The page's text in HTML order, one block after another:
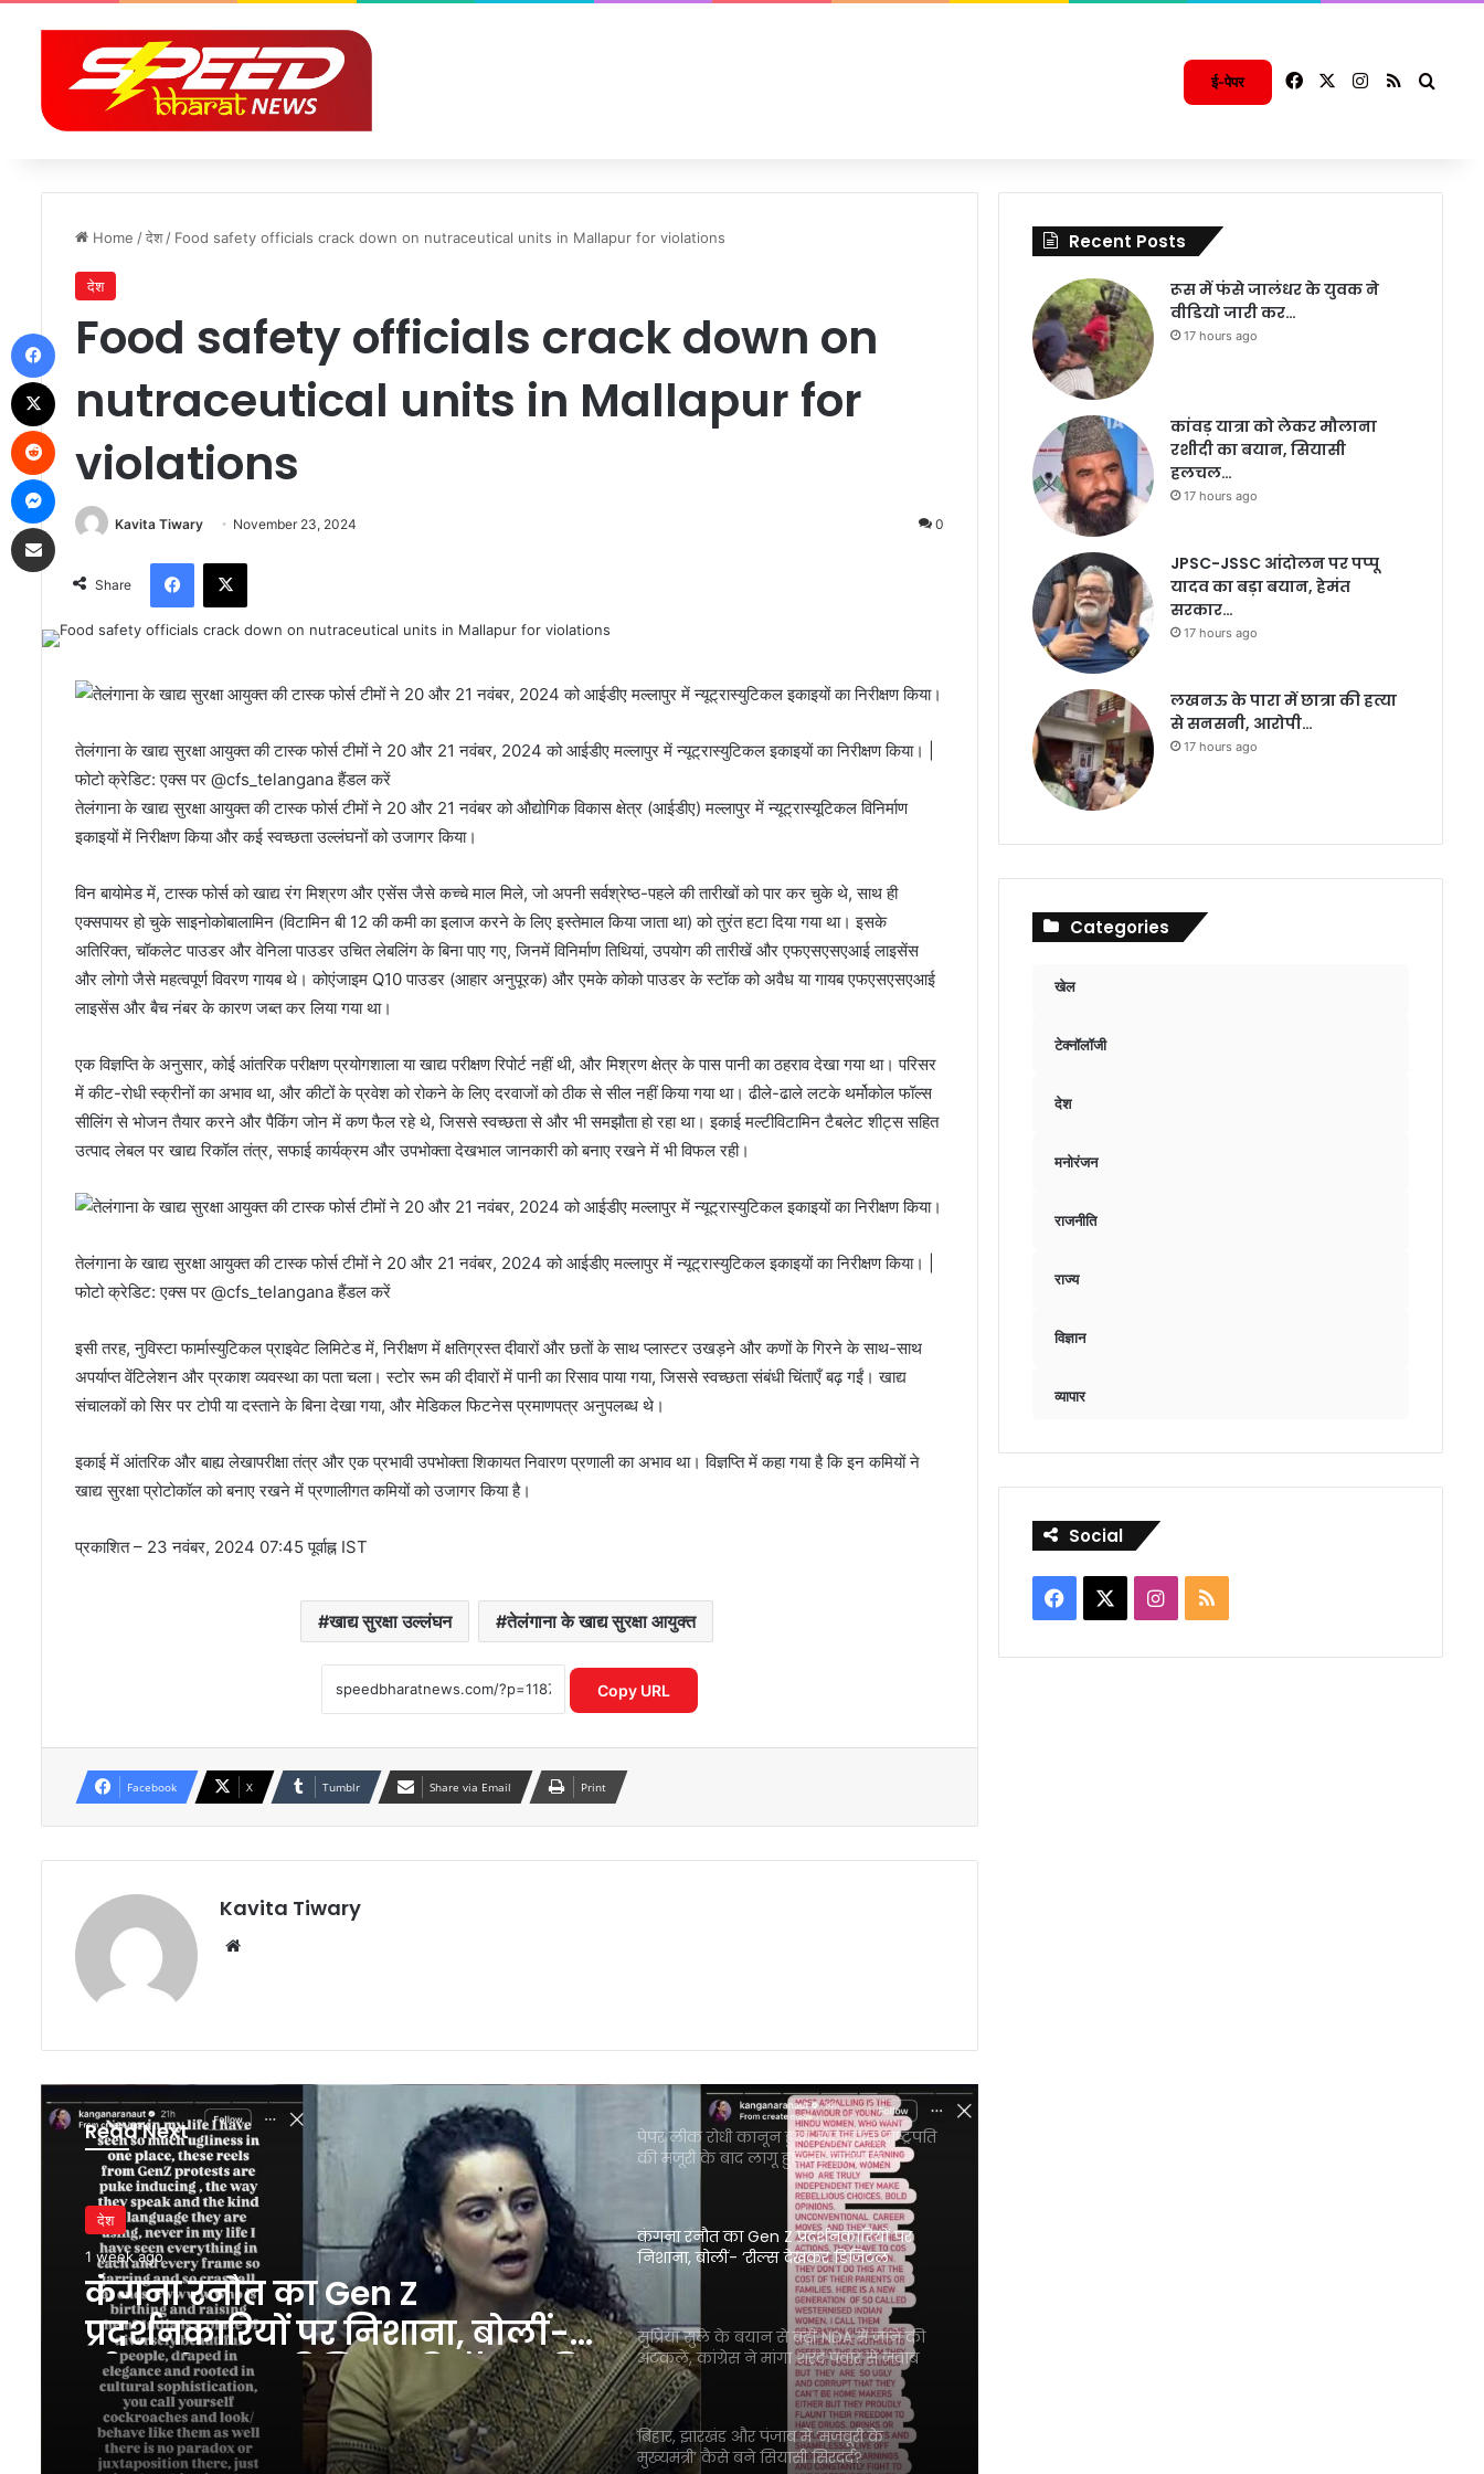
ई-पेपर FacebookInstagram
RSS
Home /देश / Food safety officials crack down on nutraceutical units in Mallapur for violations
देश
Food safety officials crack down on
nutraceutical units in Mallapur for
violations
Kavita Tiwary November 23, 2024 0
Share
Facebook
X
तेलंगाना के खाद्य सुरक्षा आयुक्त की टास्क फोर्स टीमों ने 20 और 21 नवंबर, 2024 को आईडीए मल्लापुर में न्यूट्रास्युटिकल इकाइयों का निरीक्षण किया। |
फोटो क्रेडिट: एक्स पर @cfs_telangana हैंडल करें
तेलंगाना के खाद्य सुरक्षा आयुक्त की टास्क फोर्स टीमों ने 20 और 21 नवंबर को औद्योगिक विकास क्षेत्र (आईडीए) मल्लापुर में न्यूट्रास्यूटिकल विनिर्माण
इकाइयों में निरीक्षण किया और कई स्वच्छता उल्लंघनों को उजागर किया।
विन बायोमेड में, टास्क फोर्स को खाद्य रंग मिश्रण और एसेंस जैसे कच्चे माल मिले, जो अपनी सर्वश्रेष्ठ-पहले की तारीखों को पार कर चुके थे, साथ ही
एक्सपायर हो चुके साइनोकोबालामिन (विटामिन बी 12 की कमी का इलाज करने के लिए इस्तेमाल किया जाता था) को तुरंत हटा दिया गया था। इसके
अतिरिक्त, चॉकलेट पाउडर और वेनिला पाउडर उचित लेबलिंग के बिना पाए गए, जिनमें विनिर्माण तिथियां, उपयोग की तारीखें और एफएसएसएआई लाइसेंस
और लोगो जैसे महत्वपूर्ण विवरण गायब थे। कोएंजाइम Q10 पाउडर (आहार अनुपूरक) और एमके कोको पाउडर के स्टॉक को अवैध या गायब एफएसएसएआई
लाइसेंस और बैच नंबर के कारण जब्त कर लिया गया था।
एक विज्ञप्ति के अनुसार, कोई आंतरिक परीक्षण प्रयोगशाला या खाद्य परीक्षण रिपोर्ट नहीं थी, और मिश्रण क्षेत्र के पास पानी का ठहराव देखा गया था। परिसर
में कीट-रोधी स्क्रीनों का अभाव था, और कीटों के प्रवेश को रोकने के लिए दरवाजों को ठीक से सील नहीं किया गया था। ढीले-ढाले लटके थर्मोकोल फॉल्स
सीलिंग से भोजन तैयार करने और पैकिंग जोन में कण फैल रहे थे, जिससे स्वच्छता से और भी समझौता हो रहा था। इकाई मल्टीविटामिन टैबलेट शीट्स सहित
उत्पाद लेबल पर खाद्य रिकॉल तंत्र, सफाई कार्यक्रम और उपभोक्ता देखभाल जानकारी को बनाए रखने में भी विफल रही।
तेलंगाना के खाद्य सुरक्षा आयुक्त की टास्क फोर्स टीमों ने 20 और 21 नवंबर, 2024 को आईडीए मल्लापुर में न्यूट्रास्युटिकल इकाइयों का निरीक्षण किया। |
फोटो क्रेडिट: एक्स पर @cfs_telangana हैंडल करें
इसी तरह, नुविस्टा फार्मास्युटिकल प्राइवेट लिमिटेड में, निरीक्षण में क्षतिग्रस्त दीवारों और छतों के साथ प्लास्टर उखड़ने और कणों के गिरने के साथ-साथ
अपर्याप्त वेंटिलेशन और प्रकाश व्यवस्था का पता चला। स्टोर रूम की दीवारों में पानी का रिसाव पाया गया, जिससे स्वच्छता संबंधी चिंताएँ बढ़ गईं। खाद्य
संचालकों को सिर पर टोपी या दस्ताने के बिना देखा गया, और मेडिकल फिटनेस प्रमाणपत्र अनुपलब्ध थे।
इकाई में आंतरिक और बाह्य लेखापरीक्षा तंत्र और एक प्रभावी उपभोक्ता शिकायत निवारण प्रणाली का अभाव था। विज्ञप्ति में कहा गया है कि इन कमियों ने
खाद्य सुरक्षा प्रोटोकॉल को बनाए रखने में प्रणालीगत कमियों को उजागर किया है।
प्रकाशित– 23 नवंबर, 2024 07:45 पूर्वाह्न IST
खाद्य सुरक्षा उल्लंघन तेलंगाना के खाद्य सुरक्षा आयुक्त
Copy URL
Facebook X Tumblr Share via Email Print
Kavita Tiwary
Read Next
देश
1 week ago
कंगना रनौत का Gen Z
प्रदर्शनकारियों पर निशाना, बोलीं-
‘रील्स देखकर डिजिटल डिटॉक्स की
जरूरत पड़ गई’
जींद से देश की पहली हाइड्रोजन ट्रेन को हरी झंडी
निंबूड़ा’ से विवाद, पाठ्यक्रम की गुणवत्ता पर फिर
विदेश मंत्रालय ने जारी की अहम एडवाइजरी
पेपर लीक रोधी कानून हुआ और सख्त, राष्ट्रपति
की मंजूरी के बाद लागू हुए नए प्रावधान
कंगना रनौत का Gen Z प्रदर्शनकारियों पर
निशाना, बोलीं- ‘रील्स देखकर डिजिटल
डिटॉक्स की जरूरत पड़ गई’
सुप्रिया सुले के बयान से बढ़ीं NDA में जाने की
अटकलें, कांग्रेस ने मांगा शरद पवार से जवाब
बिहार, झारखंड और पंजाब में ‘मजबूरी के
मुख्यमंत्री’ कैसे बने सियासी सिरदर्द?
Recent Posts
रूस में फंसे जालंधर के युवक ने
वीडियो जारी कर…
17 hours ago
कांवड़ यात्रा को लेकर मौलाना
रशीदी का बयान, सियासी
हलचल…
17 hours ago
JPSC-JSSC आंदोलन पर पप्पू
यादव का बड़ा बयान, हेमंत
सरकार…
17 hours ago
लखनऊ के पारा में छात्रा की हत्या
से सनसनी, आरोपी…
17 hours ago
Categories
खेल
टेक्नॉलॉजी
देश
मनोरंजन
राजनीति
राज्य
विज्ञान
व्यापार
Social
Facebook Instagram
RSS
Facebook
Messenger
Share via Email